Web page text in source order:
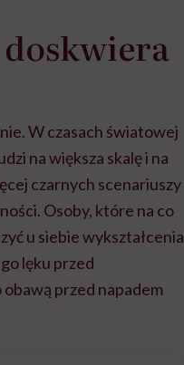
W czasach światowej
na większa skalę i na
czarnych scenariuszy
Osoby, które na co
u siebie wykształcenia
lęku przed
przed napadem